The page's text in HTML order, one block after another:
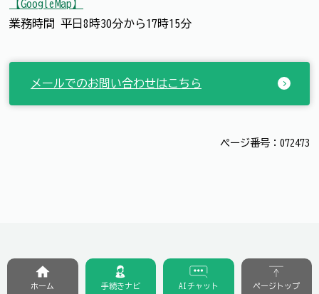
【GoogleMap】
業務時間 平日8時30分から17時15分
メールでのお問い合わせはこちら
ページ番号：072473
ホーム 手続きナビ AIチャット ページトップ